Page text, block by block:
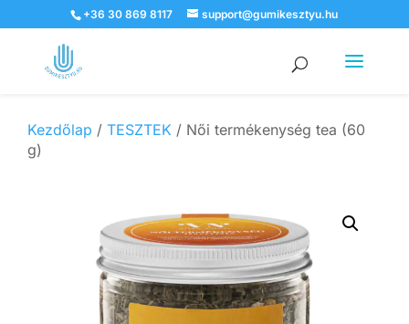
+36 30 869 8117 support@gumikesztyu.hu
Products
search
Kezdőlap / TESZTEK / Női termékenység tea (60
g)